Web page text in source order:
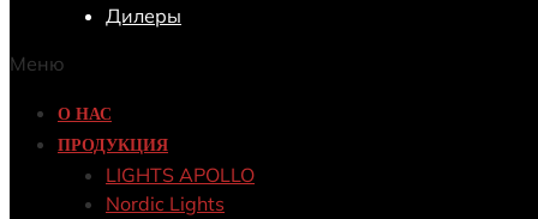
Дилеры
Меню
О НАС
ПРОДУКЦИЯ
LIGHTS APOLLO
Nordic Lights